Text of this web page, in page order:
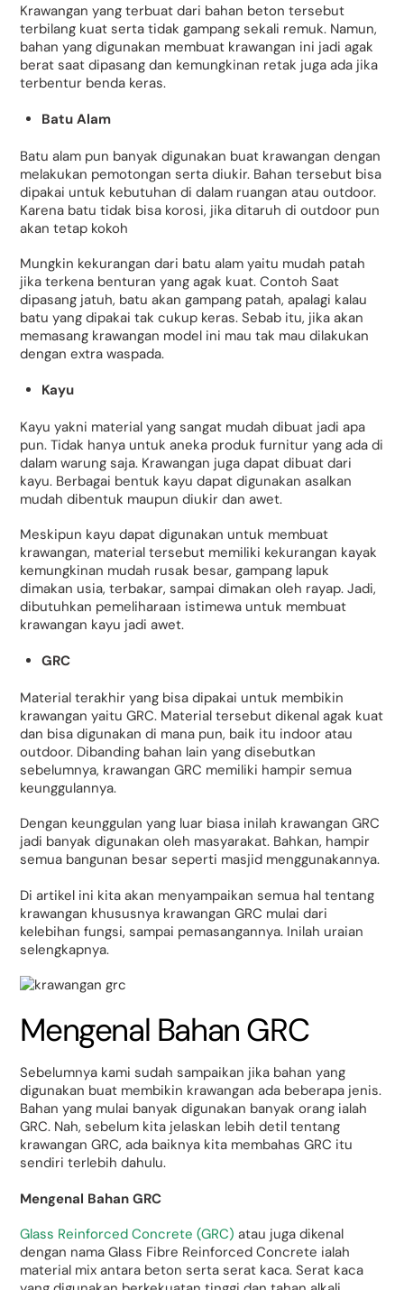
Krawangan yang terbuat dari bahan beton tersebut
terbilang kuat serta tidak gampang sekali remuk. Namun,
bahan yang digunakan membuat krawangan ini jadi agak
berat saat dipasang dan kemungkinan retak juga ada jika
terbentur benda keras.
Batu Alam
Batu alam pun banyak digunakan buat krawangan dengan
melakukan pemotongan serta diukir. Bahan tersebut bisa
dipakai untuk kebutuhan di dalam ruangan atau outdoor.
Karena batu tidak bisa korosi, jika ditaruh di outdoor pun
akan tetap kokoh
Mungkin kekurangan dari batu alam yaitu mudah patah
jika terkena benturan yang agak kuat. Contoh Saat
dipasang jatuh, batu akan gampang patah, apalagi kalau
batu yang dipakai tak cukup keras. Sebab itu, jika akan
memasang krawangan model ini mau tak mau dilakukan
dengan extra waspada.
Kayu
Kayu yakni material yang sangat mudah dibuat jadi apa
pun. Tidak hanya untuk aneka produk furnitur yang ada di
dalam warung saja. Krawangan juga dapat dibuat dari
kayu. Berbagai bentuk kayu dapat digunakan asalkan
mudah dibentuk maupun diukir dan awet.
Meskipun kayu dapat digunakan untuk membuat
krawangan, material tersebut memiliki kekurangan kayak
kemungkinan mudah rusak besar, gampang lapuk
dimakan usia, terbakar, sampai dimakan oleh rayap. Jadi,
dibutuhkan pemeliharaan istimewa untuk membuat
krawangan kayu jadi awet.
GRC
Material terakhir yang bisa dipakai untuk membikin
krawangan yaitu GRC. Material tersebut dikenal agak kuat
dan bisa digunakan di mana pun, baik itu indoor atau
outdoor. Dibanding bahan lain yang disebutkan
sebelumnya, krawangan GRC memiliki hampir semua
keunggulannya.
Dengan keunggulan yang luar biasa inilah krawangan GRC
jadi banyak digunakan oleh masyarakat. Bahkan, hampir
semua bangunan besar seperti masjid menggunakannya.
Di artikel ini kita akan menyampaikan semua hal tentang
krawangan khususnya krawangan GRC mulai dari
kelebihan fungsi, sampai pemasangannya. Inilah uraian
selengkapnya.
Mengenal Bahan GRC
Sebelumnya kami sudah sampaikan jika bahan yang
digunakan buat membikin krawangan ada beberapa jenis.
Bahan yang mulai banyak digunakan banyak orang ialah
GRC. Nah, sebelum kita jelaskan lebih detil tentang
krawangan GRC, ada baiknya kita membahas GRC itu
sendiri terlebih dahulu.
Mengenal Bahan GRC
Glass Reinforced Concrete (GRC)atau juga dikenal
dengan nama Glass Fibre Reinforced Concrete ialah
material mix antara beton serta serat kaca. Serat kaca